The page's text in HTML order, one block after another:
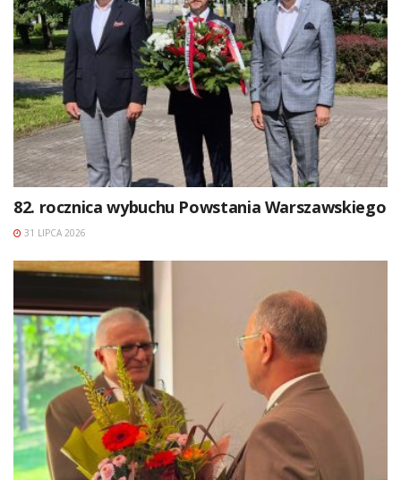
82. rocznica wybuchu Powstania Warszawskiego
31 LIPCA 2026